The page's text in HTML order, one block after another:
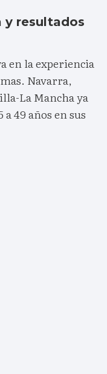
y resultados
en la experiencia
Navarra,
La Mancha ya
49 años en sus